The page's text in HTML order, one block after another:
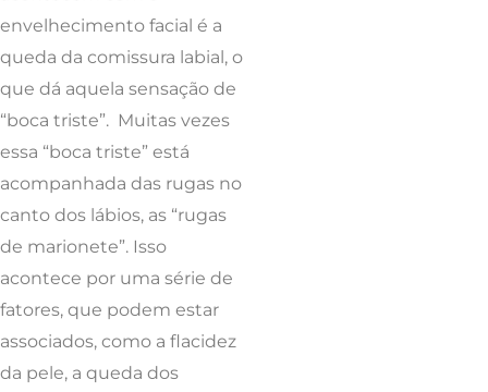
envelhecimento facial é a
queda da comissura labial, o
que dá aquela sensação de
“boca triste”. Muitas vezes
essa “boca triste” está
acompanhada das rugas no
canto dos lábios, as “rugas
de marionete”. Isso
acontece por uma série de
fatores, que podem estar
associados, como a flacidez
da pele, a queda dos